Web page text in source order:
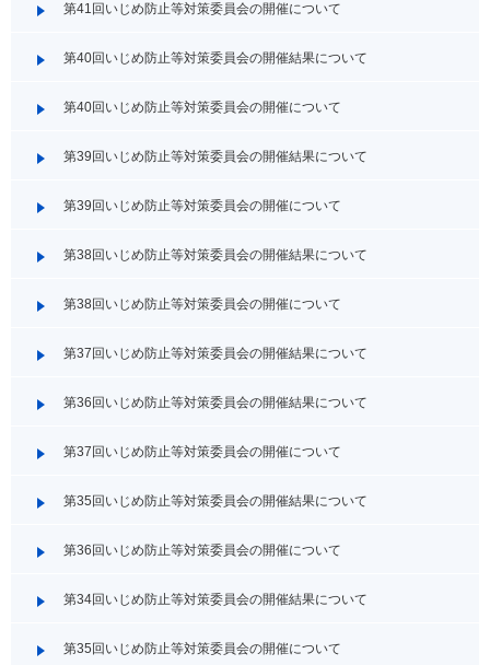
第41回いじめ防止等対策委員会の開催について
第40回いじめ防止等対策委員会の開催結果について
第40回いじめ防止等対策委員会の開催について
第39回いじめ防止等対策委員会の開催結果について
第39回いじめ防止等対策委員会の開催について
第38回いじめ防止等対策委員会の開催結果について
第38回いじめ防止等対策委員会の開催について
第37回いじめ防止等対策委員会の開催結果について
第36回いじめ防止等対策委員会の開催結果について
第37回いじめ防止等対策委員会の開催について
第35回いじめ防止等対策委員会の開催結果について
第36回いじめ防止等対策委員会の開催について
第34回いじめ防止等対策委員会の開催結果について
第35回いじめ防止等対策委員会の開催について